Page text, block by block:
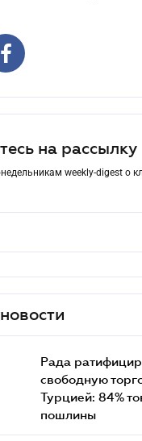
на рассылку
weekly-digest о
Рада
свободную
Турцией: 84%
пошлины